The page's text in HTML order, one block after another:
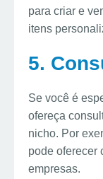
para criar e
itens
5.
Se você é
ofereça
nicho. Por
pode oferecer
empresas.